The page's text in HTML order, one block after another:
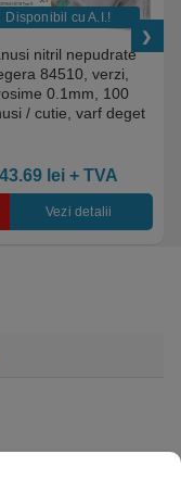
Disponibil cu A.I.​!
nitril nepudrate
84510, verzi,
0.1mm, 100
/ cutie, varf deget
43.69 lei+ TVA
Vezi detalii